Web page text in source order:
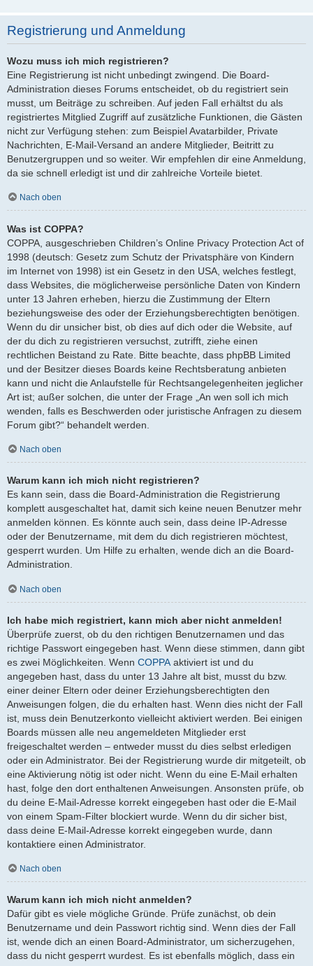
Registrierung und Anmeldung
Wozu muss ich mich registrieren?
Eine Registrierung ist nicht unbedingt zwingend. Die Board-
Administration dieses Forums entscheidet, ob du registriert sein
musst, um Beiträge zu schreiben. Auf jeden Fall erhältst du als
registriertes Mitglied Zugriff auf zusätzliche Funktionen, die Gästen
nicht zur Verfügung stehen: zum Beispiel Avatarbilder, Private
Nachrichten, E-Mail-Versand an andere Mitglieder, Beitritt zu
Benutzergruppen und so weiter. Wir empfehlen dir eine Anmeldung,
da sie schnell erledigt ist und dir zahlreiche Vorteile bietet.
Nach oben
Was ist COPPA?
COPPA, ausgeschrieben Children’s Online Privacy Protection Act of
1998 (deutsch: Gesetz zum Schutz der Privatsphäre von Kindern
im Internet von 1998) ist ein Gesetz in den USA, welches festlegt,
dass Websites, die möglicherweise persönliche Daten von Kindern
unter 13 Jahren erheben, hierzu die Zustimmung der Eltern
beziehungsweise des oder der Erziehungsberechtigten benötigen.
Wenn du dir unsicher bist, ob dies auf dich oder die Website, auf
der du dich zu registrieren versuchst, zutrifft, ziehe einen
rechtlichen Beistand zu Rate. Bitte beachte, dass phpBB Limited
und der Besitzer dieses Boards keine Rechtsberatung anbieten
kann und nicht die Anlaufstelle für Rechtsangelegenheiten jeglicher
Art ist; außer solchen, die unter der Frage „An wen soll ich mich
wenden, falls es Beschwerden oder juristische Anfragen zu diesem
Forum gibt?“ behandelt werden.
Nach oben
Warum kann ich mich nicht registrieren?
Es kann sein, dass die Board-Administration die Registrierung
komplett ausgeschaltet hat, damit sich keine neuen Benutzer mehr
anmelden können. Es könnte auch sein, dass deine IP-Adresse
oder der Benutzername, mit dem du dich registrieren möchtest,
gesperrt wurden. Um Hilfe zu erhalten, wende dich an die Board-
Administration.
Nach oben
Ich habe mich registriert, kann mich aber nicht anmelden!
Überprüfe zuerst, ob du den richtigen Benutzernamen und das
richtige Passwort eingegeben hast. Wenn diese stimmen, dann gibt
es zwei Möglichkeiten. Wenn COPPA aktiviert ist und du
angegeben hast, dass du unter 13 Jahre alt bist, musst du bzw.
einer deiner Eltern oder deiner Erziehungsberechtigten den
Anweisungen folgen, die du erhalten hast. Wenn dies nicht der Fall
ist, muss dein Benutzerkonto vielleicht aktiviert werden. Bei einigen
Boards müssen alle neu angemeldeten Mitglieder erst
freigeschaltet werden – entweder musst du dies selbst erledigen
oder ein Administrator. Bei der Registrierung wurde dir mitgeteilt, ob
eine Aktivierung nötig ist oder nicht. Wenn du eine E-Mail erhalten
hast, folge den dort enthaltenen Anweisungen. Ansonsten prüfe, ob
du deine E-Mail-Adresse korrekt eingegeben hast oder die E-Mail
von einem Spam-Filter blockiert wurde. Wenn du dir sicher bist,
dass deine E-Mail-Adresse korrekt eingegeben wurde, dann
kontaktiere einen Administrator.
Nach oben
Warum kann ich mich nicht anmelden?
Dafür gibt es viele mögliche Gründe. Prüfe zunächst, ob dein
Benutzername und dein Passwort richtig sind. Wenn dies der Fall
ist, wende dich an einen Board-Administrator, um sicherzugehen,
dass du nicht gesperrt wurdest. Es ist ebenfalls möglich, dass ein